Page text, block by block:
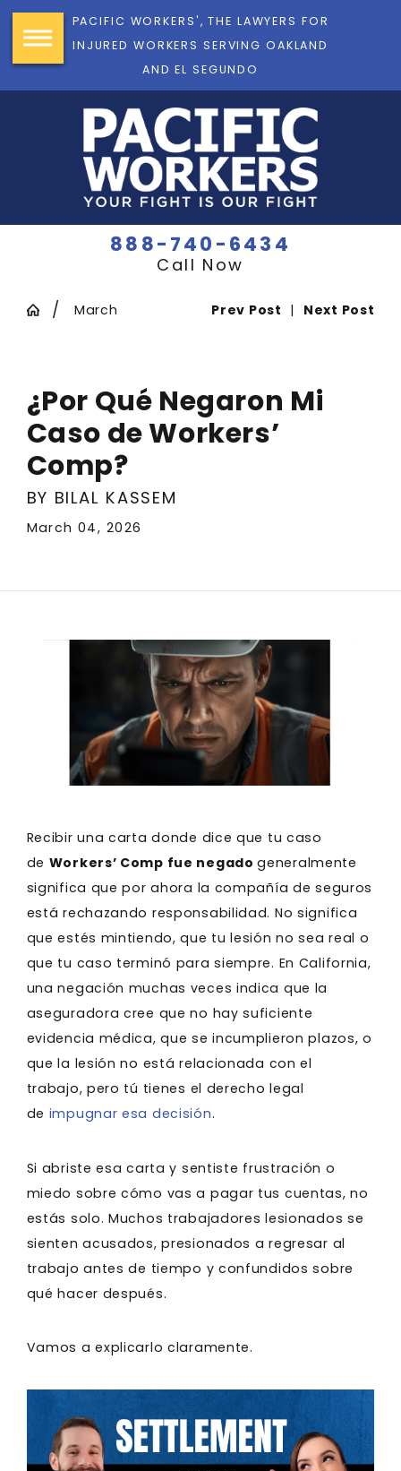
PACIFIC WORKERS', THE LAWYERS FOR
INJURED WORKERS SERVING OAKLAND
AND EL SEGUNDO
888-740-6434
Call Now
March Prev Post | Next Post
¿Por Qué Negaron Mi
Caso de Workers’
Comp?
BY BILAL KASSEM
March 04, 2026
Recibir una carta donde dice que tu caso
de Workers’ Comp fue negadogeneralmente
significa que por ahora la compañía de seguros
está rechazando responsabilidad. No significa
que estés mintiendo, que tu lesión no sea real o
que tu caso terminó para siempre. En California,
una negación muchas veces indica que la
aseguradora cree que no hay suficiente
evidencia médica, que se incumplieron plazos, o
que la lesión no está relacionada con el
trabajo, pero tú tienes el derecho legal
de impugnar esa decisión.
Si abriste esa carta y sentiste frustración o
miedo sobre cómo vas a pagar tus cuentas, no
estás solo. Muchos trabajadores lesionados se
sienten acusados, presionados a regresar al
trabajo antes de tiempo y confundidos sobre
qué hacer después.
Vamos a explicarlo claramente.